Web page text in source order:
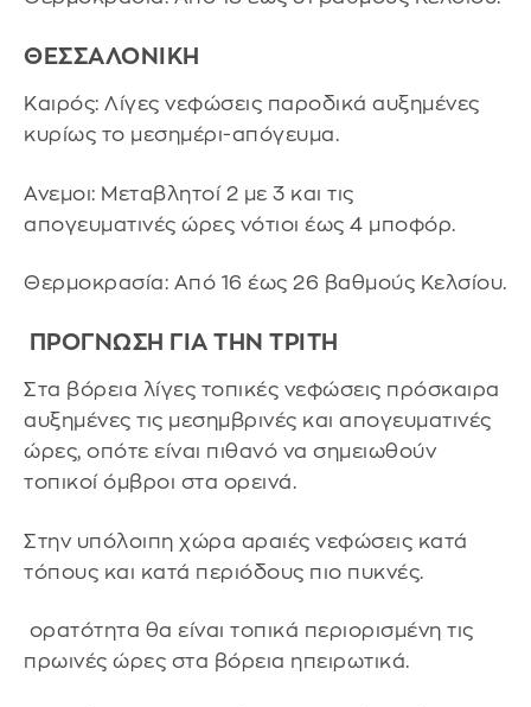
ΘΕΣΣΑΛΟΝΙΚΗ
Καιρός: Λίγες νεφώσεις παροδικά αυξημένες
κυρίως το μεσημέρι-απόγευμα.
Ανεμοι: Μεταβλητοί 2 με 3 και τις
απογευματινές ώρες νότιοι έως 4 μποφόρ.
Θερμοκρασία: Από 16 έως 26 βαθμούς Κελσίου.
ΠΡΟΓΝΩΣΗ ΓΙΑ ΤΗΝ ΤΡΙΤΗ
Στα βόρεια λίγες τοπικές νεφώσεις πρόσκαιρα
αυξημένες τις μεσημβρινές και απογευματινές
ώρες, οπότε είναι πιθανό να σημειωθούν
τοπικοί όμβροι στα ορεινά.
Στην υπόλοιπη χώρα αραιές νεφώσεις κατά
τόπους και κατά περιόδους πιο πυκνές.
ορατότητα θα είναι τοπικά περιορισμένη τις
πρωινές ώρες στα βόρεια ηπειρωτικά.